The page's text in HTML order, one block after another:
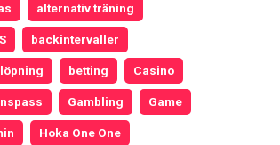
alternativ träning
backintervaller
betting Casino
Gambling Game
Hoka One One